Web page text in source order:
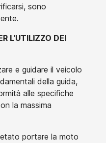
sono
L’UTILIZZO DEI
e guidare il veicolo
della guida,
alle specifiche
la massima
portare la moto